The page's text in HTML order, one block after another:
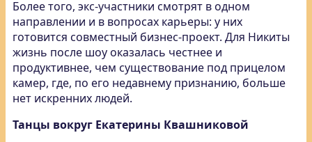
Более того, экс-участники смотрят в одном
направлении и в вопросах карьеры: у них
готовится совместный бизнес-проект. Для Никиты
жизнь после шоу оказалась честнее и
продуктивнее, чем существование под прицелом
камер, где, по его недавнему признанию, больше
нет искренних людей.
Танцы вокруг Екатерины Квашниковой